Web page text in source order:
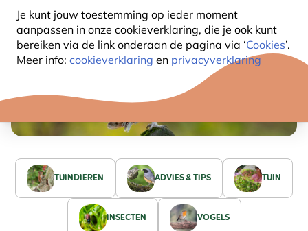
Je kunt jouw toestemming op ieder moment
aanpassen in onze cookieverklaring, die je ook kunt
bereiken via de link onderaan de pagina via ‘Cookies’.
Meer info: cookieverklaring en privacyverklaring
tips, zodat je de juiste beslissingen kunt nemen
voor een natuurlijke tuin.
TUINDIEREN ADVIES & TIPS TUIN
INSECTEN VOGELS